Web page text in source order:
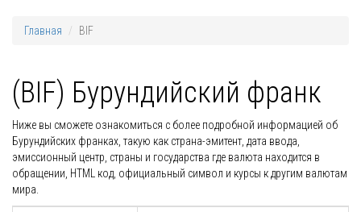
Главная BIF
(BIF) Бурундийский франк
Ниже вы сможете ознакомиться с более подробной информацией об
Бурундийских франках, такую как страна-эмитент, дата ввода,
эмиссионный центр, страны и государства где валюта находится в
обращении, HTML код, официальный символ и курсы к другим валютам
мира.